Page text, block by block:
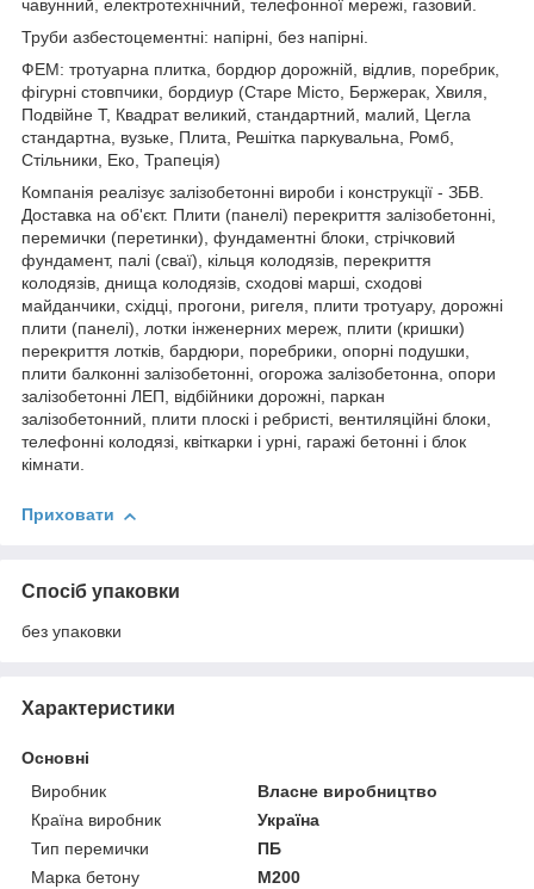
чавунний, електротехнічний, телефонної мережі, газовий.
Труби азбестоцементні: напірні, без напірні.
ФЕМ: тротуарна плитка, бордюр дорожній, відлив, поребрик,
фігурні стовпчики, бордиур (Старе Місто, Бержерак, Хвиля,
Подвійне Т, Квадрат великий, стандартний, малий, Цегла
стандартна, вузьке, Плита, Решітка паркувальна, Ромб,
Стільники, Еко, Трапеція)
Компанія реалізує залізобетонні вироби і конструкції - ЗБВ.
Доставка на об'єкт. Плити (панелі) перекриття залізобетонні,
перемички (перетинки), фундаментні блоки, стрічковий
фундамент, палі (сваї), кільця колодязів, перекриття
колодязів, днища колодязів, сходові марші, сходові
майданчики, східці, прогони, ригеля, плити тротуару, дорожні
плити (панелі), лотки інженерних мереж, плити (кришки)
перекриття лотків, бардюри, поребрики, опорні подушки,
плити балконні залізобетонні, огорожа залізобетонна, опори
залізобетонні ЛЕП, відбійники дорожні, паркан
залізобетонний, плити плоскі і ребристі, вентиляційні блоки,
телефонні колодязі, квіткарки і урні, гаражі бетонні і блок
кімнати.
Приховати
Спосіб упаковки
без упаковки
Характеристики
Основні
Виробник
Власне виробництво
Країна виробник
Україна
Тип перемички
ПБ
Марка бетону
М200